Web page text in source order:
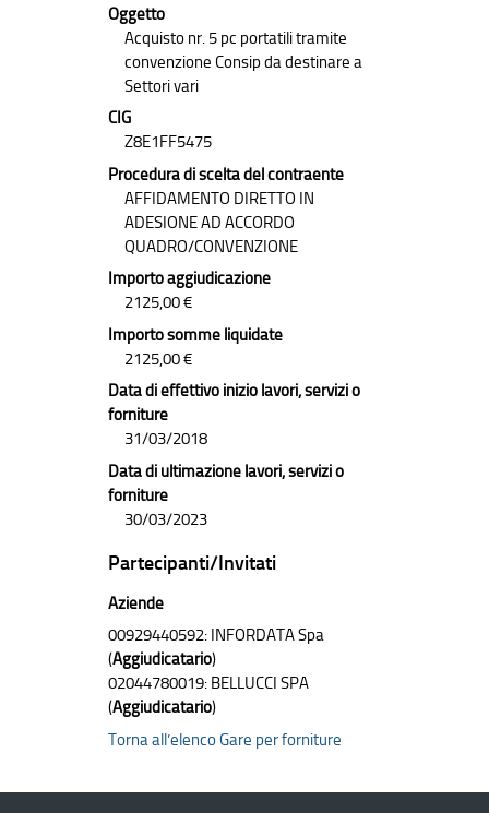
Oggetto
Acquisto nr. 5 pc portatili tramite
convenzione Consip da destinare a
Settori vari
CIG
Z8E1FF5475
Procedura di scelta del contraente
AFFIDAMENTO DIRETTO IN
ADESIONE AD ACCORDO
QUADRO/CONVENZIONE
Importo aggiudicazione
2125,00 €
Importo somme liquidate
2125,00 €
Data di effettivo inizio lavori, servizi o
forniture
31/03/2018
Data di ultimazione lavori, servizi o
forniture
30/03/2023
Partecipanti/Invitati
Aziende
00929440592: INFORDATA Spa
(Aggiudicatario)
02044780019: BELLUCCI SPA
(Aggiudicatario)
Torna all’elenco Gare per forniture